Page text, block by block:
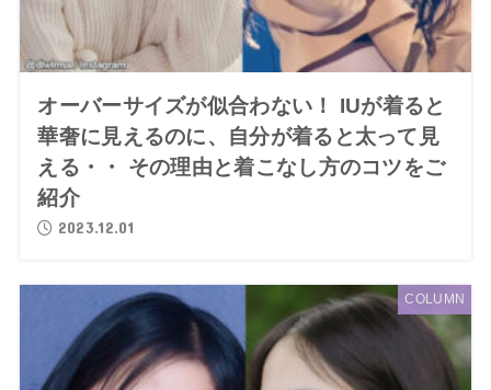
オーバーサイズが似合わない！ IUが着ると
華奢に見えるのに、自分が着ると太って見
える・・ その理由と着こなし方のコツをご
紹介
2023.12.01
COLUMN